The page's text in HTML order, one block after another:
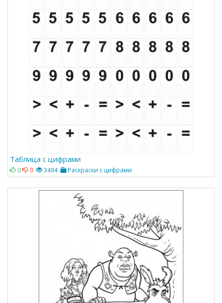
Таблица с цифрами
0 0 3494 Раскраски с цифрами